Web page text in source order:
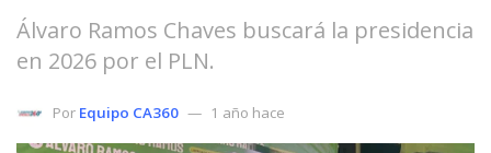
Álvaro Ramos Chaves buscará la presidencia
en 2026 por el PLN.
Por Equipo CA360 1 año hace